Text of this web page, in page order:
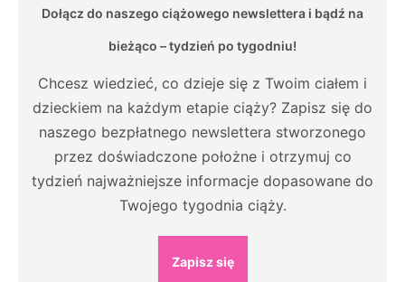
Dołącz do naszego ciążowego newslettera i bądź na
bieżąco – tydzień po tygodniu!
Chcesz wiedzieć, co dzieje się z Twoim ciałem i
dzieckiem na każdym etapie ciąży? Zapisz się do
naszego bezpłatnego newslettera stworzonego
przez doświadczone położne i otrzymuj co
tydzień najważniejsze informacje dopasowane do
Twojego tygodnia ciąży.
Zapisz się